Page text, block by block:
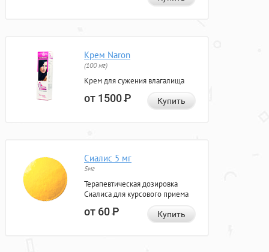
Крем Naron
(100 мг)
Крем для сужения влагалища
от 1500Р Купить
Сиалис 5 мг
5мг
Терапевтическая дозировка
Сиалиса для курсового приема
от 60Р Купить